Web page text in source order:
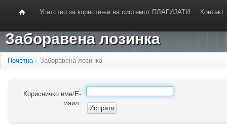
Упатство за користење на системот ПЛАГИЈАТИ Контакт
Заборавена лозинка
Почетна / Заборавена лозинка
Корисничко име/Е-
маил: